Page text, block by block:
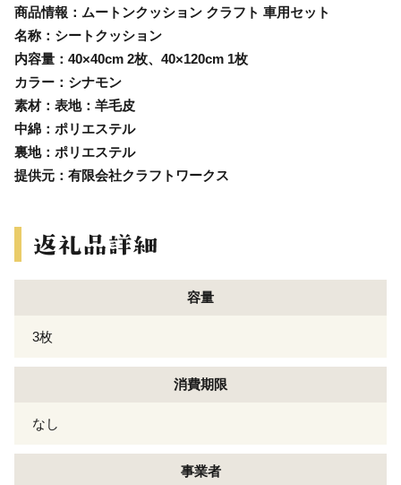
商品情報：ムートンクッション クラフト 車用セット
名称：シートクッション
内容量：40×40cm 2枚、40×120cm 1枚
カラー：シナモン
素材：表地：羊毛皮
中綿：ポリエステル
裏地：ポリエステル
提供元：有限会社クラフトワークス
容量
3枚
消費期限
なし
事業者